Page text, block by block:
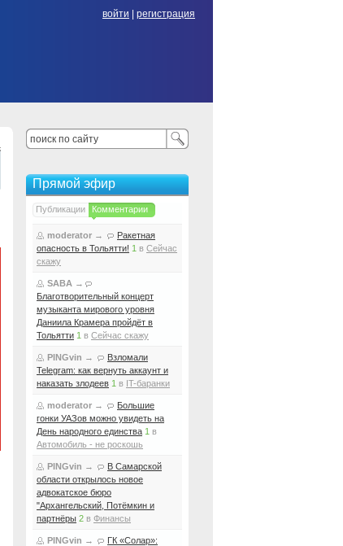
войти регистрация
Прямой эфир
Публикации Комментарии
moderator →
Ракетная
опасность в Тольятти! 1 в Сейчас
скажу
SABA →
Благотворительный концерт
музыканта мирового уровня
Даниила Крамера пройдёт в
Тольятти 1 в Сейчас скажу
PINGvin →
Взломали
Telegram: как вернуть аккаунт и
наказать злодеев 1 в IT-баранки
moderator →
Большие
гонки УАЗов можно увидеть на
День народного единства 1 в
Автомобиль - не роскошь
PINGvin →
В Самарской
области открылось новое
адвокатское бюро
"Архангельский, Потёмкин и
партнёры 2 в Финансы
PINGvin →
ГК «Солар»: